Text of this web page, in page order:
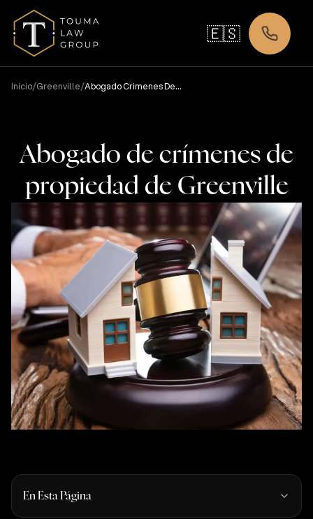
🇪🇸
Inicio/Greenville/Abogado Crimenes De
Abogado de crímenes de
propiedad de Greenville
En Esta Página